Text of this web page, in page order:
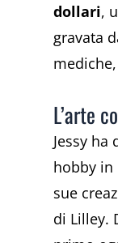
dollari,
gravata
L’arte
Jessy
hobby in
sue
di Lilley.